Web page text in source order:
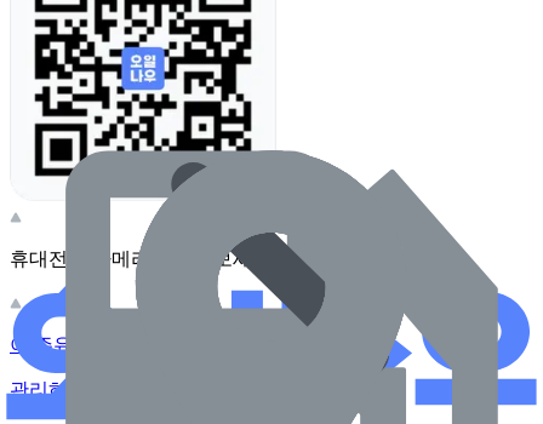
휴대전화 카메라로 찍어보세요
이 주유소의 사장님이신가요?
관리하기